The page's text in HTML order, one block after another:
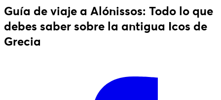
Guía de viaje a Alónissos: Todo lo que
debes saber sobre la antigua Icos de
Grecia